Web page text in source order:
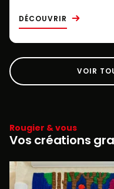
DÉCOUVRIR
VOIR
Rougier & vous
Vos créations